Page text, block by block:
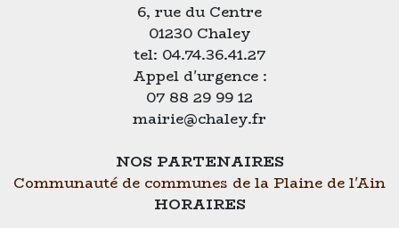
6, rue du Centre
01230 Chaley
tel: 04.74.36.41.27
Appel d'urgence :
07 88 29 99 12
mairie@chaley.fr
NOS PARTENAIRES
Communauté de communes de la Plaine de l'Ain
HORAIRES